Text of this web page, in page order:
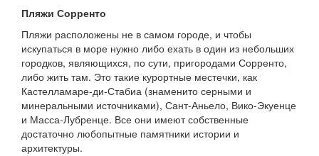
Пляжи Сорренто
Пляжи расположены не в самом городе, и чтобы
искупаться в море нужно либо ехать в один из небольших
городков, являющихся, по сути, пригородами Сорренто,
либо жить там. Это такие курортные местечки, как
Кастелламаре-ди-Стабиа (знаменито серными и
минеральными источниками), Сант-Аньело, Вико-Экуенце
и Масса-Лубренце. Все они имеют собственные
достаточно любопытные памятники истории и
архитектуры.